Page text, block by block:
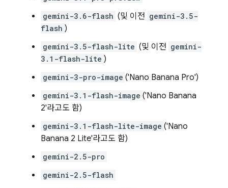
gemini-3.6-flash (및 이전 gemini-3.5-
flash )
gemini-3.5-flash-lite (및 이전 gemini-
3.1-flash-lite )
gemini-3-pro-image ('Nano Banana Pro')
gemini-3.1-flash-image ('Nano Banana
2'라고도 함)
gemini-3.1-flash-lite-image ('Nano
Banana 2 Lite'라고도 함)
gemini-2.5-pro
gemini-2.5-flash